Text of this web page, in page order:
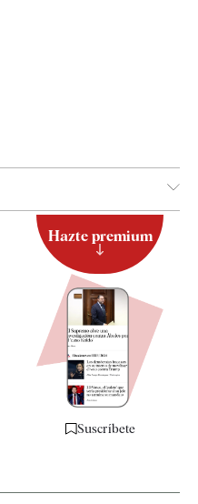
Hazte premium
Suscríbete